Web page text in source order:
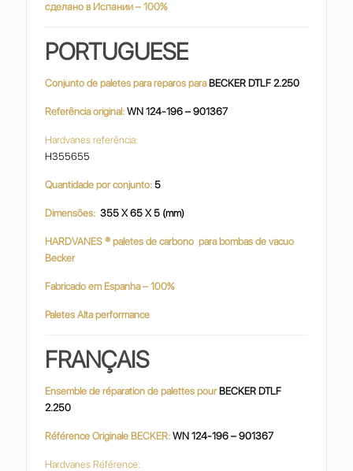
сделано в Испании – 100%
PORTUGUESE
Conjunto de paletes para reparos para BECKER DTLF 2.250
Referência original: WN 124-196 – 901367
Hardvanes referência:
H355655
Quantidade por conjunto: 5
Dimensões:355 X 65 X 5 (mm)
HARDVANES® paletes de carbono para bombas de vacuo
Becker
Fabricado em Espanha – 100%
Paletes Alta performance
FRANÇAIS
Ensemble de réparation de palettes pour BECKER DTLF
2.250
Référence Originale BECKER: WN 124-196 – 901367
Hardvanes Référence: